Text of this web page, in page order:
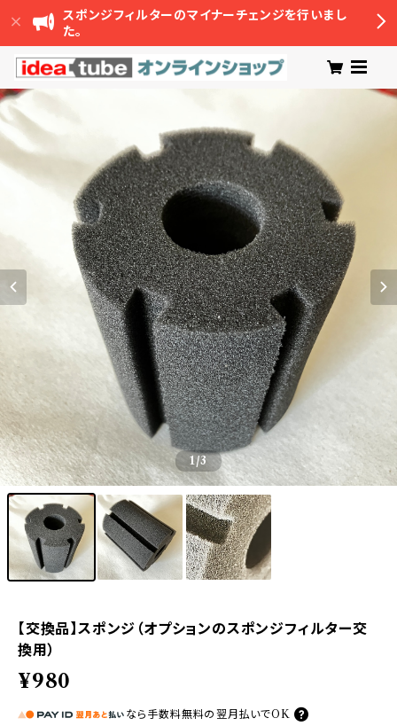
スポンジフィルターのマイナーチェンジを行いまし
た。
1/3
【交換品】スポンジ（オプションのスポンジフィルター交
換用）
¥980
なら 手数料無料の 翌月払いでOK